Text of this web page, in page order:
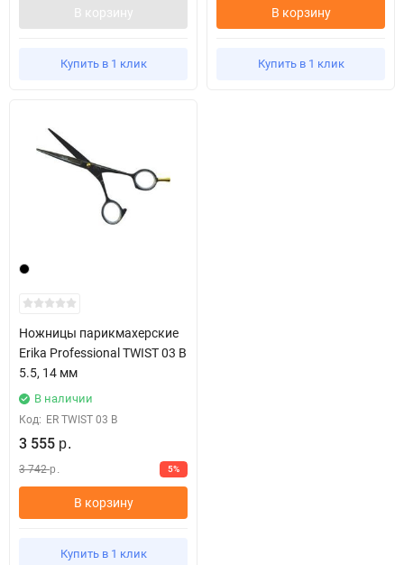
В корзину
Купить в 1 клик
В корзину
Купить в 1 клик
Ножницы парикмахерские
Erika Professional TWIST 03 В
5.5, 14 мм
В наличии
Код: ER TWIST 03 В
3 555 р.
3 742 р. 5%
В корзину
Купить в 1 клик